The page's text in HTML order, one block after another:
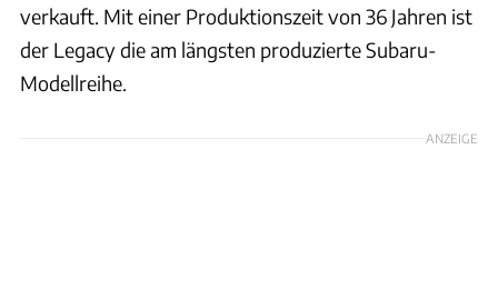
verkauft. Mit einer Produktionszeit von 36 Jahren ist
der Legacy die am längsten produzierte Subaru-
Modellreihe.
ANZEIGE